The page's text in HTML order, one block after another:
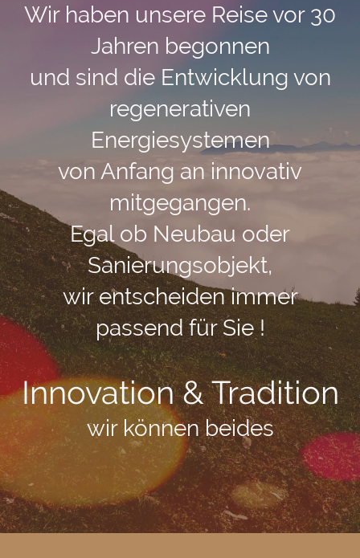
Wir haben unsere Reise vor 30
Jahren begonnen
und sind die Entwicklung von
regenerativen
Energiesystemen
von Anfang an innovativ
mitgegangen.
Egal ob Neubau oder
Sanierungsobjekt,
wir entscheiden immer
passend für Sie !
Innovation & Tradition
wir können beides